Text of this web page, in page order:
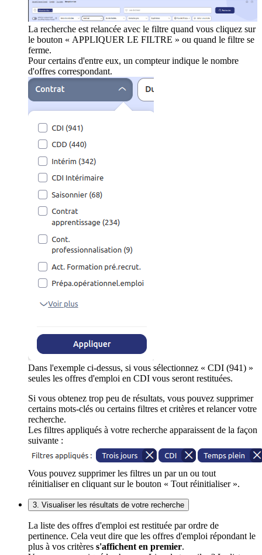
La recherche est relancée avec le filtre quand vous cliquez sur
le bouton « APPLIQUER LE FILTRE » ou quand le filtre se
ferme.
Pour certains d'entre eux, un compteur indique le nombre
d'offres correspondant.
Dans l'exemple ci-dessus, si vous sélectionnez « CDI (941) »
seules les offres d'emploi en CDI vous seront restituées.
Si vous obtenez trop peu de résultats, vous pouvez supprimer
certains mots-clés ou certains filtres et critères et relancer votre
recherche.
Les filtres appliqués à votre recherche apparaissent de la façon
suivante :
Vous pouvez supprimer les filtres un par un ou tout
réinitialiser en cliquant sur le bouton « Tout réinitialiser ».
3. Visualiser les résultats de votre recherche
La liste des offres d'emploi est restituée par ordre de
pertinence. Cela veut dire que les offres d'emploi répondant le
plus à vos critères s'affichent en premier.